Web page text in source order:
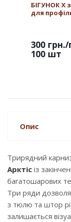
БІГУНОК Х
для
300 грн./
100 шт
Опис
Трирядний
Арктіс із
багатошарових
Три ряди
з тюлю та штор
залишається